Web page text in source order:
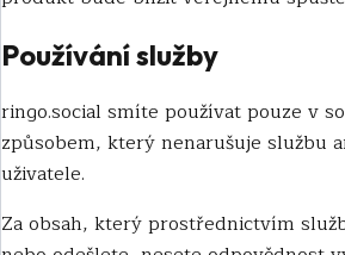
Používání služby
ringo.social smíte používat pouze v
způsobem, který nenarušuje službu
uživatele.
Za obsah, který prostřednictvím